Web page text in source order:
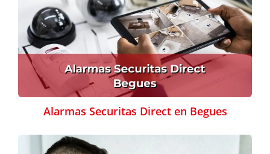
Alarmas Securitas Direct en Begues